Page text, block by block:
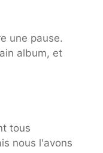
une pause.
album, et
tous
nous l'avons